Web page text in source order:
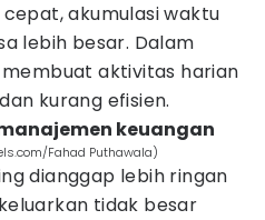
akumulasi waktu
lebih besar. Dalam
aktivitas harian
kurang efisien.
keuangan
Fahad Puthawala)
dianggap lebih ringan
tidak besar